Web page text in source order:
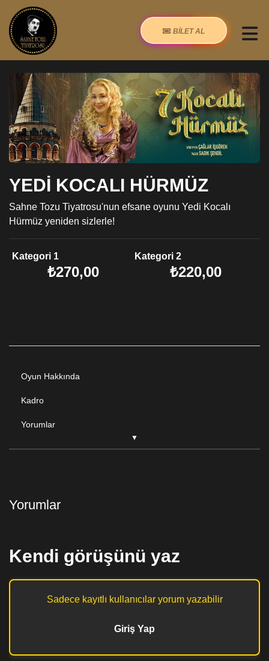
BİLET AL
YEDİ KOCALI HÜRMÜZ
Sahne Tozu Tiyatrosu'nun efsane oyunu Yedi Kocalı
Hürmüz yeniden sizlerle!
Kategori 1
₺270,00
Kategori 2
₺220,00
Oyun Hakkında
Kadro
Yorumlar
Yorumlar
Kendi görüşünü yaz
Sadece kayıtlı kullanıcılar yorum yazabilir
Giriş Yap